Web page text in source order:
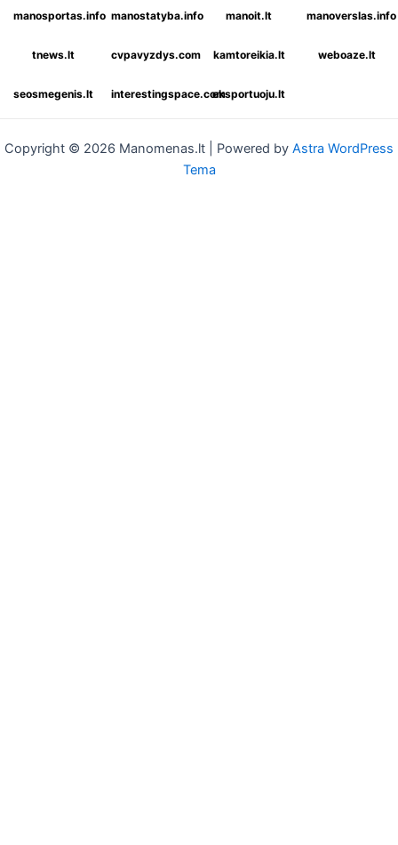
manosportas.info manostatyba.info manoit.lt manoverslas.info
tnews.lt cvpavyzdys.com kamtoreikia.lt weboaze.lt
seosmegenis.lt interestingspace.comeksportuoju.lt
Copyright © 2026 Manomenas.lt | Powered by Astra WordPress
Tema